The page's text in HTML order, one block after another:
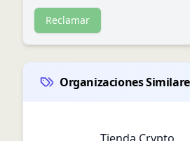
Reclamar
Organizaciones